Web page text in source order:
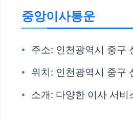
중앙이사통운
주소: 인천광역시 중구
위치: 인천광역시 중구
소개: 다양한 이사 서